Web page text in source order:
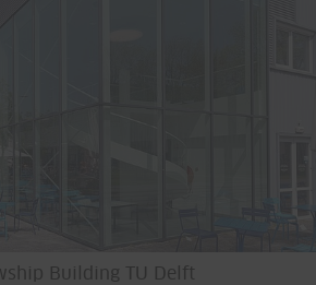
Building TU Delft